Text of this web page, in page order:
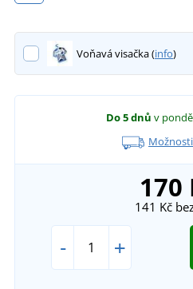
Voňavá visačka (info)
Do 5 dnů v
170
141 Kč
- +